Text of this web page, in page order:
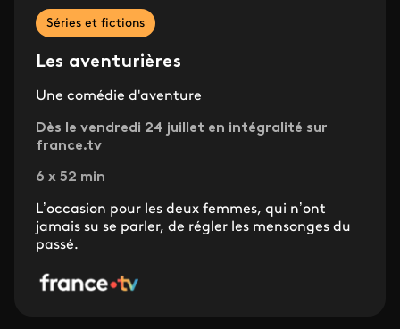
Séries et fictions
Les aventurières
Une comédie d'aventure
Dès le vendredi 24 juillet en intégralité sur
france.tv
6 x 52 min
L’occasion pour les deux femmes, qui n’ont
jamais su se parler, de régler les mensonges du
passé.